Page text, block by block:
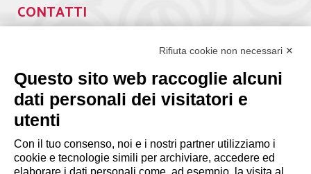
CONTATTI
segreteria@lps.coop
Rifiuta cookie non necessari ✕
Questo sito web raccoglie alcuni
dati personali dei visitatori e
utenti
Con il tuo consenso, noi e i nostri partner utilizziamo i
cookie e tecnologie simili per archiviare, accedere ed
elaborare i dati personali come, ad esempio, la visita al